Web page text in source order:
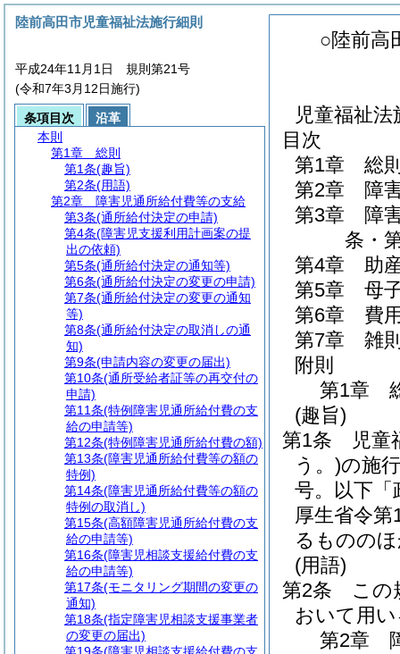
○陸前高
児童福祉
目次
第1章
総
第2章
障
第3章
障
条・
第4章
助
第5章
母
第6章
費
第7章
雑
附則
第1章
(趣旨)
第1条
児童
う。)の施
号。以下「
厚生省令
るものの
(用語)
第2条
この
おいて用
第2章
陸前高田市児童福祉法施行細則
平成24年11月1日 規則第21号
(令和7年3月12日施行)
条項目次
沿革
本則
第1章
総則
第1条(趣旨)
第2条(用語)
第2章
障害児通所給付費等の支給
第3条(通所給付決定の申請)
第4条(障害児支援利用計画案の提
出の依頼)
第5条(通所給付決定の通知等)
第6条(通所給付決定の変更の申請)
第7条(通所給付決定の変更の通知
等)
第8条(通所給付決定の取消しの通
知)
第9条(申請内容の変更の届出)
第10条(通所受給者証等の再交付の
申請)
第11条(特例障害児通所給付費の支
給の申請等)
第12条(特例障害児通所給付費の額)
第13条(障害児通所給付費等の額の
特例)
第14条(障害児通所給付費等の額の
特例の取消し)
第15条(高額障害児通所給付費の支
給の申請等)
第16条(障害児相談支援給付費の支
給の申請等)
第17条(モニタリング期間の変更の
通知)
第18条(指定障害児相談支援事業者
の変更の届出)